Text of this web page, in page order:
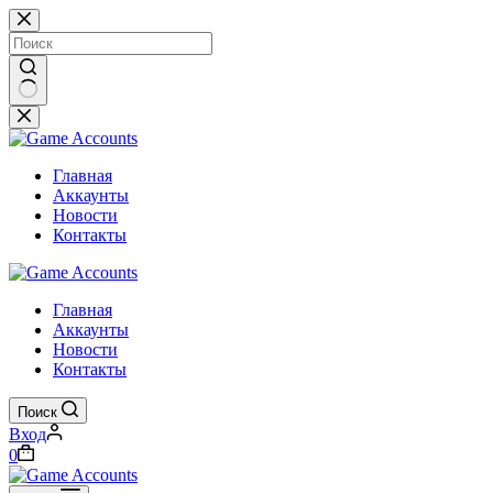
Перейти
к
сути
Ничего
не
Главная
Аккаунты
Новости
Контакты
Главная
Аккаунты
Новости
Контакты
Поиск
Вход
Корзина
0